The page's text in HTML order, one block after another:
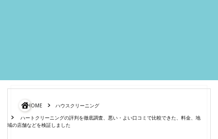
HOME
ハウスクリーニング
ハートクリーニングの評判を徹底調査、悪い・よい口コミで比較できた、料金、地
域の店舗などを検証しました